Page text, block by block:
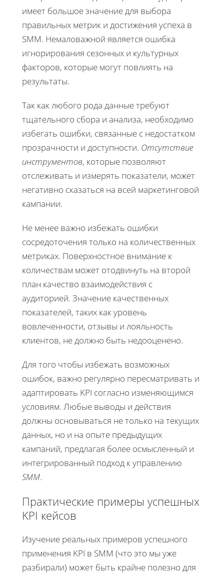
имеет большое значение для выбора
правильных метрик и достижения успеха в
SMM. Немаловажной является ошибка
игнорирования сезонных и культурных
факторов, которые могут повлиять на
результаты.
Так как любого рода данные требуют
тщательного сбора и анализа, необходимо
избегать ошибки, связанные с недостатком
прозрачности и доступности. Отсутствие
инструментов, которые позволяют
отслеживать и измерять показатели, может
негативно сказаться на всей маркетинговой
кампании.
Не менее важно избежать ошибки
сосредоточения только на количественных
метриках. Поверхностное внимание к
количествам может отодвинуть на второй
план качество взаимодействия с
аудиторией. Значение качественных
показателей, таких как уровень
вовлеченности, отзывы и лояльность
клиентов, не должно быть недооценено.
Для того чтобы избежать возможных
ошибок, важно регулярно пересматривать и
адаптировать KPI согласно изменяющимся
условиям. Любые выводы и действия
должны основываться не только на текущих
данных, но и на опыте предыдущих
кампаний, предлагая более осмысленный и
интегрированный подход к управлению
SMM.
Практические примеры успешных
KPI кейсов
Изучение реальных примеров успешного
применения KPI в SMM (что это мы уже
разбирали) может быть крайне полезно для